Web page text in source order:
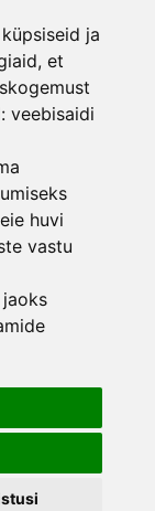
ja
et
veebisaidi
huvi
vastu
Sa